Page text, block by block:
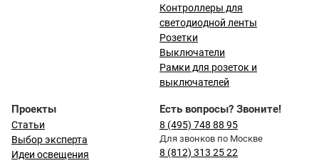
Контроллеры для
светодиодной ленты
Розетки
Выключатели
Рамки для розеток и
выключателей
Проекты
Статьи
Выбор эксперта
Идеи освещения
Есть вопросы? Звоните!
8 (495) 748 88 95
Для звонков по Москве
8 (812) 313 25 22